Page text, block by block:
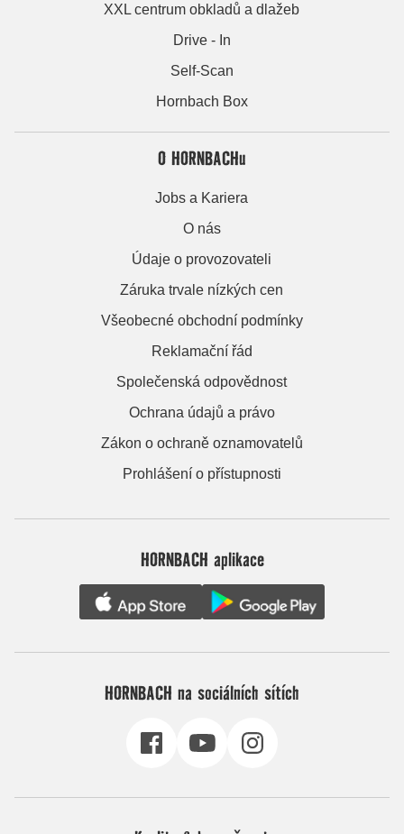
XXL centrum obkladů a dlažeb
Drive - In
Self-Scan
Hornbach Box
O HORNBACHu
Jobs a Kariera
O nás
Údaje o provozovateli
Záruka trvale nízkých cen
Všeobecné obchodní podmínky
Reklamační řád
Společenská odpovědnost
Ochrana údajů a právo
Zákon o ochraně oznamovatelů
Prohlášení o přístupnosti
HORNBACH aplikace
HORNBACH na sociálních sítích